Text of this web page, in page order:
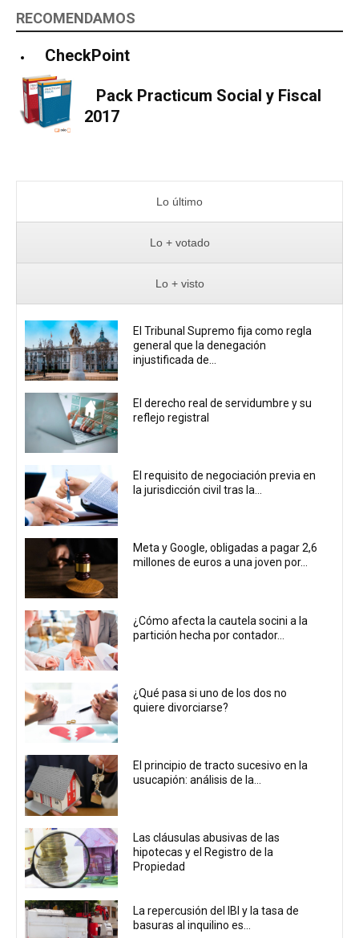
RECOMENDAMOS
CheckPoint
Pack Practicum Social y Fiscal
2017
Lo último
Lo + votado
Lo + visto
El Tribunal Supremo fija como regla
general que la denegación
injustificada de...
El derecho real de servidumbre y su
reflejo registral
El requisito de negociación previa en
la jurisdicción civil tras la...
Meta y Google, obligadas a pagar 2,6
millones de euros a una joven por...
¿Cómo afecta la cautela socini a la
partición hecha por contador...
¿Qué pasa si uno de los dos no
quiere divorciarse?
El principio de tracto sucesivo en la
usucapión: análisis de la...
Las cláusulas abusivas de las
hipotecas y el Registro de la
Propiedad
La repercusión del IBI y la tasa de
basuras al inquilino es...